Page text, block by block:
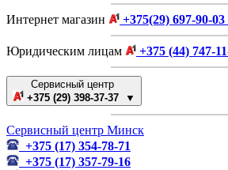
Интернет магазин +375(29) 697-90-03
Юридическим лицам +375 (44) 747-
Сервисный центр
+375 (29) 398-37-37 ▼
Сервисный центр Минск
+375 (17) 354-78-71
+375 (17) 357-79-16